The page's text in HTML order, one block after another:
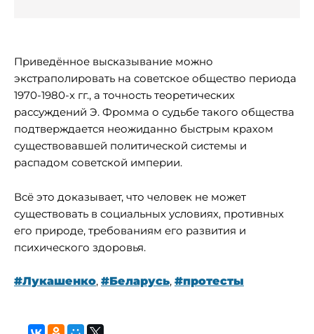
Приведённое высказывание можно
экстраполировать на советское общество периода
1970-1980-х гг., а точность теоретических
рассуждений Э. Фромма о судьбе такого общества
подтверждается неожиданно быстрым крахом
существовавшей политической системы и
распадом советской империи.
Всё это доказывает, что человек не может
существовать в социальных условиях, противных
его природе, требованиям его развития и
психического здоровья.
#Лукашенко, #Беларусь, #протесты